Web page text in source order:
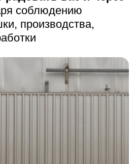
соблюдению
производства,